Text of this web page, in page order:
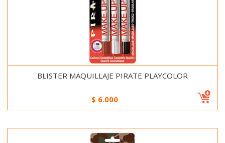
BLISTER MAQUILLAJE PIRATE PLAYCOLOR
$ 6.000